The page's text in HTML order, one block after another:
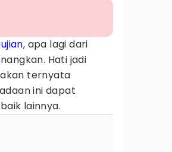
, apa lagi dari
Hati jadi
ternyata
ini dapat
lainnya.